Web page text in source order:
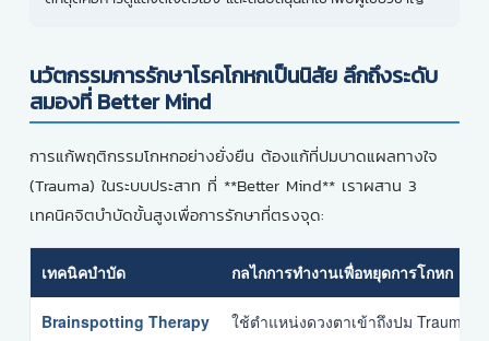
นวัตกรรมการรักษาโรคโกหกเป็นนิสัย ลึกถึงระดับ
สมองที่ Better Mind
การแก้พฤติกรรมโกหกอย่างยั่งยืน ต้องแก้ที่ปมบาดแผลทางใจ
(Trauma) ในระบบประสาท ที่ **Better Mind** เราผสาน 3
เทคนิคจิตบำบัดขั้นสูงเพื่อการรักษาที่ตรงจุด:
เทคนิคบำบัด กลไกการทำงานเพื่อหยุดการโกหก
Brainspotting Therapy ใช้ตำแหน่งดวงตาเข้าถึงปม Trauma